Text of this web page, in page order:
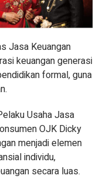
Jasa Keuangan
keuangan generasi
formal, guna
Usaha Jasa
OJK Dicky
menjadi elemen
individu,
secara luas.